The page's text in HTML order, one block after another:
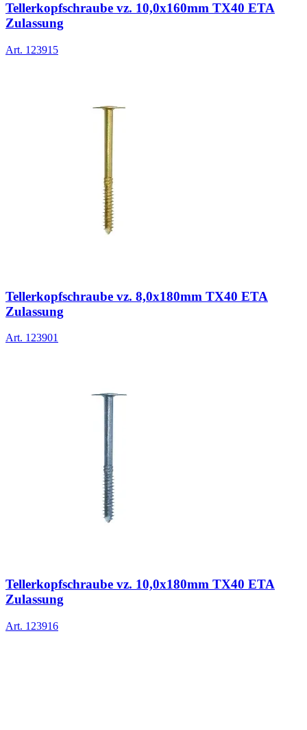
Tellerkopfschraube vz. 10,0x160mm TX40 ETA
Zulassung
Art. 123915
Tellerkopfschraube vz. 8,0x180mm TX40 ETA
Zulassung
Art. 123901
Tellerkopfschraube vz. 10,0x180mm TX40 ETA
Zulassung
Art. 123916